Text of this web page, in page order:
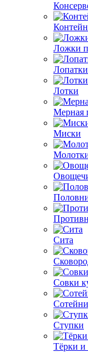
Ложки
Лотки
Мерная
Миски
Сита
Совки
Ступки
Тёрки